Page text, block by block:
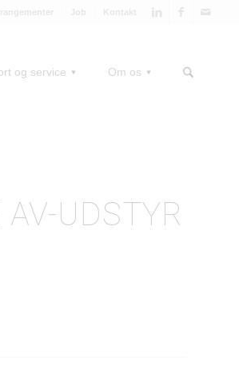
og service Om os
UDSTYR